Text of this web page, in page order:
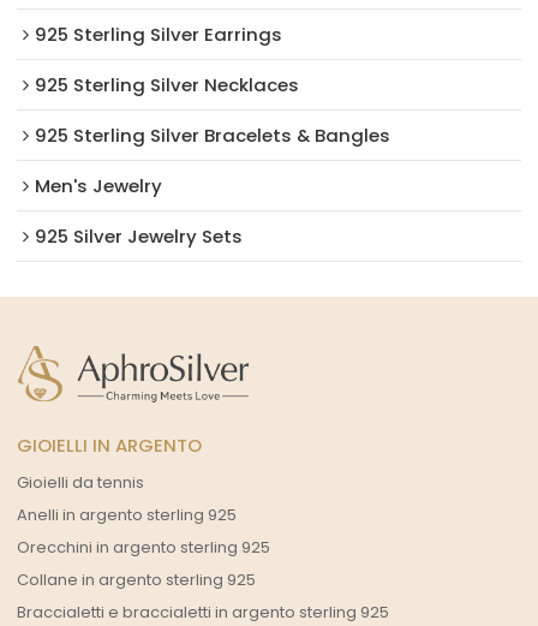
925 Sterling Silver Earrings
925 Sterling Silver Necklaces
925 Sterling Silver Bracelets & Bangles
Men's Jewelry
925 Silver Jewelry Sets
GIOIELLI IN ARGENTO
Gioielli da tennis
Anelli in argento sterling 925
Orecchini in argento sterling 925
Collane in argento sterling 925
Braccialetti e braccialetti in argento sterling 925